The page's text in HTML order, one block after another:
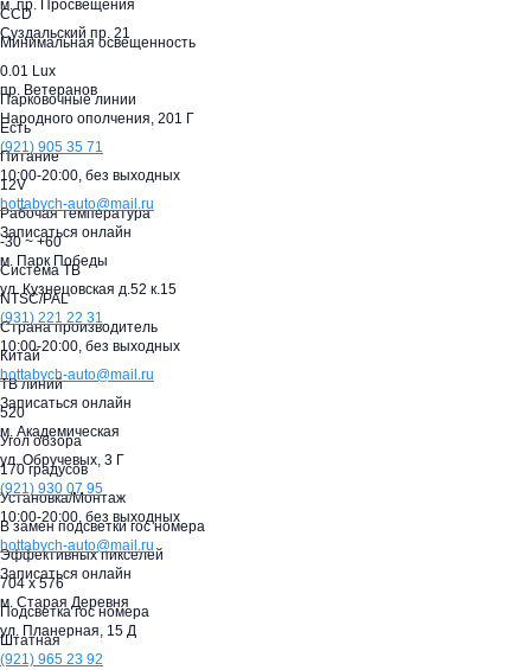
CCD
Минимальная освещенность
0.01 Lux
Парковочные линии
Есть
Питание
12V
Рабочая температура
-30 ~ +60
Система ТВ
NTSC/PAL
Страна производитель
Китай
ТВ линий
520
Угол обзора
170 градусов
Установка/Монтаж
В замен подсветки гос номера
Эффективных пикселей
704 x 576
Подсветка гос номера
Штатная
м. пр. Просвещения
Суздальский пр. 21
пр. Ветеранов
Народного ополчения, 201 Г
(921) 905 35 71
10:00-20:00, без выходных
hottabych-auto@mail.ru
Записаться онлайн
м. Парк Победы
ул. Кузнецовская д.52 к.15
(931) 221 22 31
10:00-20:00, без выходных
hottabych-auto@mail.ru
Записаться онлайн
м. Академическая
ул. Обручевых, 3 Г
(921) 930 07 95
10:00-20:00, без выходных
hottabych-auto@mail.ru
Записаться онлайн
м. Старая Деревня
ул. Планерная, 15 Д
(921) 965 23 92